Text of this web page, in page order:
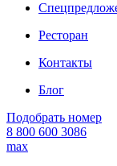
Ресторан
Контакты
Блог
Подобрать номер
8 800 600 3086
max